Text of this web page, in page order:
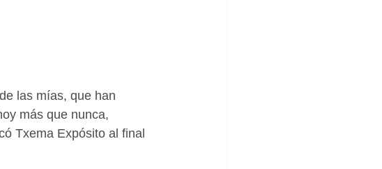
más que nunca,
Txema Expósito al final